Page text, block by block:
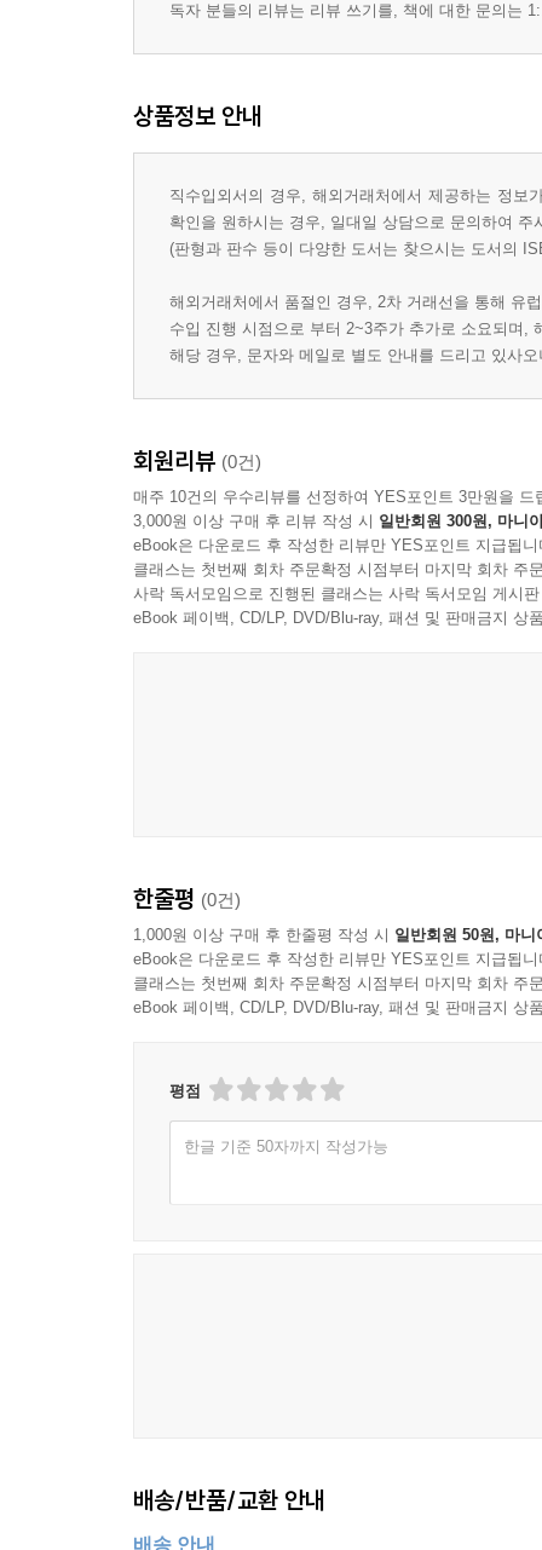
독자 분들의 리뷰는 리뷰 쓰기를, 책에 대한 문의는
상품정보 안내
직수입외서의 경우, 해외거래처에서 제공하는 정
확인을 원하시는 경우, 일대일 상담으로 문의하여 주
(판형과 판수 등이 다양한 도서는 찾으시는 도서의
해외거래처에서 품절인 경우, 2차 거래선을 통해 유
수입 진행 시점으로 부터 2~3주가 추가로 소요되며,
해당 경우, 문자와 메일로 별도 안내를 드리고 있사
회원리뷰 (0건)
매주 10건의 우수리뷰를 선정하여 YES포인트 3만원을 드
3,000원 이상 구매 후 리뷰 작성 시 일반회원 300원, 마니
eBook은 다운로드 후 작성한 리뷰만 YES포인트 지급됩니
클래스는 첫번째 회차 주문확정 시점부터 마지막 회차 주
사락 독서모임으로 진행된 클래스는 사락 독서모임 게시
eBook 페이백, CD/LP, DVD/Blu-ray, 패션 및 판매금지 상
한줄평 (0건)
1,000원 이상 구매 후 한줄평 작성 시 일반회원 50원, 마니
eBook은 다운로드 후 작성한 리뷰만 YES포인트 지급됩니
클래스는 첫번째 회차 주문확정 시점부터 마지막 회차 주
eBook 페이백, CD/LP, DVD/Blu-ray, 패션 및 판매금지 상
평점
한글 기준 50자까지 작성가능
배송/반품/교환 안내
배송 안내